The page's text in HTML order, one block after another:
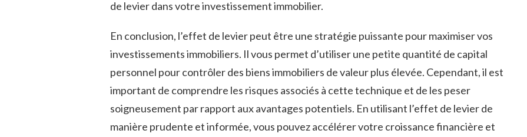
de levier dans ​votre investissement immobilier.
En ‍conclusion, l’effet de levier peut être une stratégie puissante pour maximiser vos
investissements immobiliers. Il‍ vous ⁣permet d’utiliser une petite quantité de capital‍
personnel pour contrôler des‌ biens immobiliers de valeur⁣ plus⁣ élevée. Cependant,⁣ il est
important de comprendre les risques associés à cette technique et de⁣ les peser
soigneusement par rapport aux ⁤avantages potentiels. En utilisant l’effet de levier de
manière prudente et​ informée, vous pouvez accélérer votre ​croissance financière‍ et